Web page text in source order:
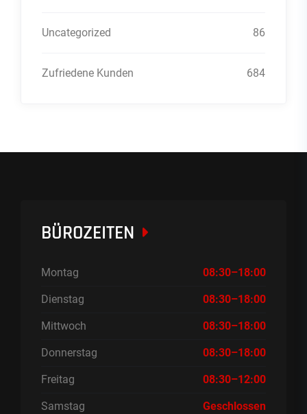
Uncategorized 86
Zufriedene Kunden 684
BÜROZEITEN
Montag 08:30–18:00
Dienstag 08:30–18:00
Mittwoch 08:30–18:00
Donnerstag 08:30–18:00
Freitag 08:30–12:00
Samstag Geschlossen